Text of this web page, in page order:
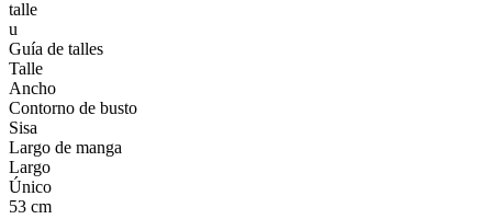
talle
u
Guía de talles
Talle
Ancho
Contorno de busto
Sisa
Largo de manga
Largo
Único
53 cm